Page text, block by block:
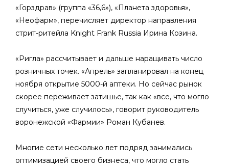
«Горздрав» (группа «36,6»), «Планета здоровья»,
«Неофарм», перечисляет директор направления
стрит-ритейла Knight Frank Russia Ирина Козина.
«Ригла» рассчитывает и дальше наращивать число
розничных точек. «Апрель» запланировал на конец
ноября открытие 5000-й аптеки. Но сейчас рынок
скорее переживает затишье, так как «все, что могло
случиться, уже случилось», говорит руководитель
воронежской «Фармии» Роман Кубанев.
Многие сети несколько лет подряд занимались
оптимизацией своего бизнеса, что могло стать